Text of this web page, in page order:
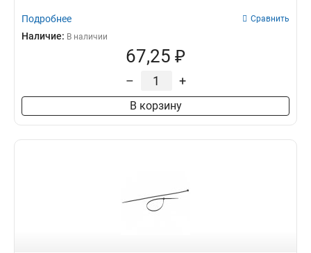
Подробнее Сравнить
Наличие: В наличии
67,25 ₽
– +
В корзину